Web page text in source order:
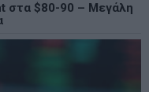
στα $80-90 – Μεγάλη